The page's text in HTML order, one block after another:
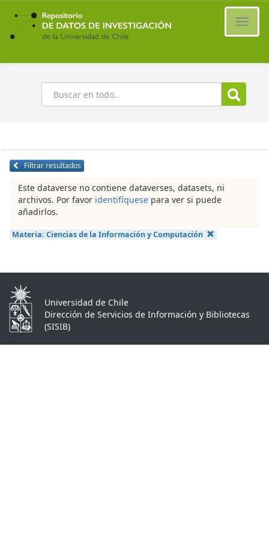
Ir
contenido
principal
Buscar
Filtrar resultados
Este dataverse no contiene dataverses, datasets, ni
archivos. Por favor identifíquese para ver si puede
añadirlos.
Materia: Ciencias de la Información y Computación
Universidad de Chile
Dirección de Servicios de Información y Bibliotecas
(SISIB)